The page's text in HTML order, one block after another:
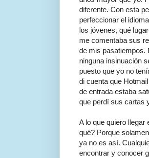
diferente. Con esta
perfeccionar el
los jóvenes, qué
me comentaba sus
de mis pasatiempos.
ninguna insinuación
puesto que yo no
di cuenta que
de entrada estaba
que perdí sus cartas
A lo que quiero
qué? Porque
ya no es así.
encontrar y conocer